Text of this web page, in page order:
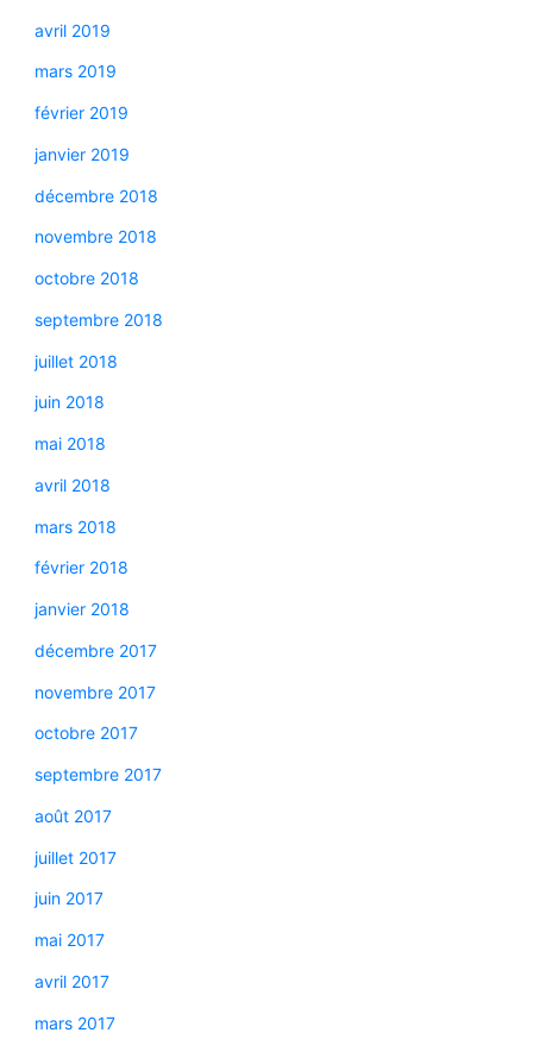
avril 2019
mars 2019
février 2019
janvier 2019
décembre 2018
novembre 2018
octobre 2018
septembre 2018
juillet 2018
juin 2018
mai 2018
avril 2018
mars 2018
février 2018
janvier 2018
décembre 2017
novembre 2017
octobre 2017
septembre 2017
août 2017
juillet 2017
juin 2017
mai 2017
avril 2017
mars 2017